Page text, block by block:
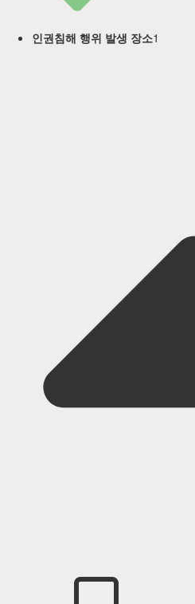
인권침해 행위 발생 장소1